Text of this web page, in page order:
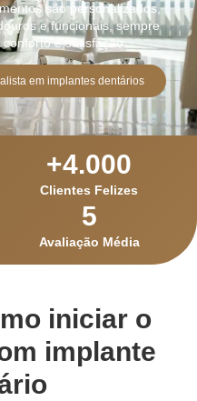
são personalizados,
e funcionais, sempre
e satisfação.
em implantes dentários
Clientes Felizes
+4.000
Avaliação Média
5
iniciar o
implante